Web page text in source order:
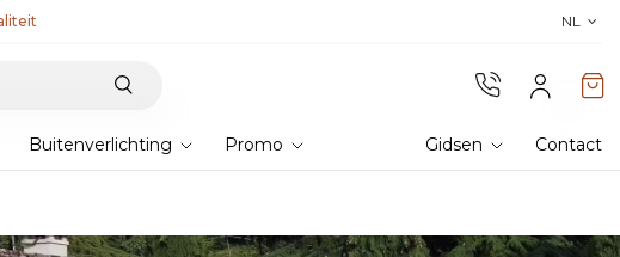
Ontdek de collectie 2026 en
NL
Buitenverlichting Promo Gidsen Contact